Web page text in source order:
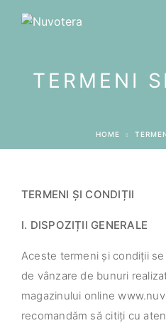
TERMENI
HOME
TERMENI ȘI CONDIȚII
I. DISPOZIȚII GENERALE
Aceste termeni și condiții
de vânzare de bunuri
magazinului online
recomandăm să citiți cu